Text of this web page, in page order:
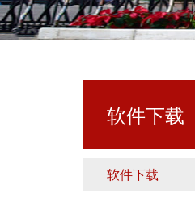
软件下载
软件下载